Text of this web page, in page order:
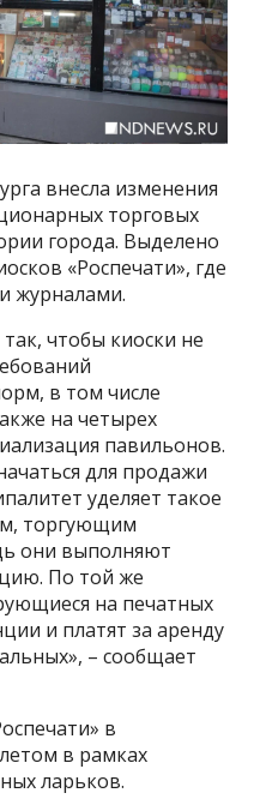
внесла изменения
торговых
города. Выделено
«Роспечати», где
журналами.
чтобы киоски не
в том числе
на четырех
павильонов.
для продажи
уделяет такое
торгующим
они выполняют
По той же
на печатных
и платят за аренду
– сообщает
в
в рамках
ларьков.